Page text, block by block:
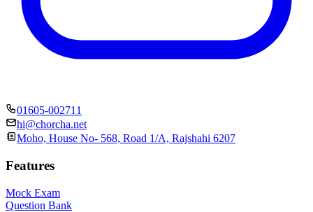
01605-002711
hi@chorcha.net
Moho, House No- 568, Road 1/A, Rajshahi 6207
Features
Mock Exam
Question Bank